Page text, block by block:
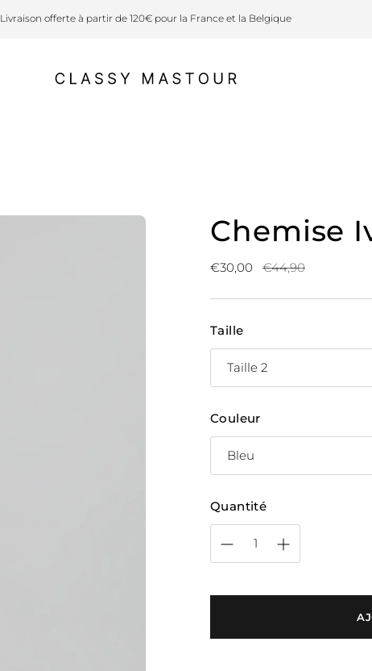
Livraison offerte à partir de 120€ pour la France et la Belgique
Chemise
€30,00
Prix
€44,90
Taille
Couleur
Quantité